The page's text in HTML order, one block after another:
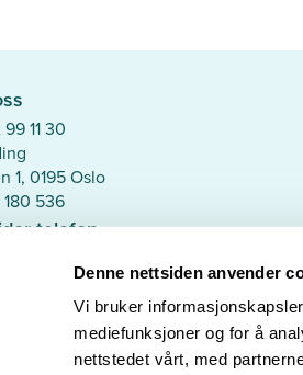
Denne nettsiden anvender
Vi bruker
mediefunksjoner og for å
nettstedet vårt, med
11 30
1, 0195 Oslo
180 536
telefon
- 11.30